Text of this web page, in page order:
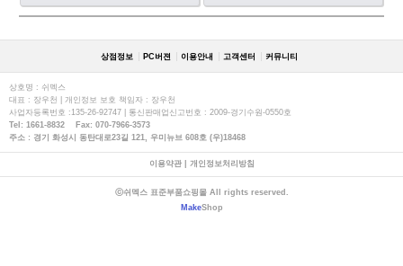
상점정보 PC버젼 이용안내 고객센터 커뮤니티
상호명 : 쉬멕스
대표 : 장우천 | 개인정보 보호 책임자 : 장우천
사업자등록번호 :135-26-92747 | 통신판매업신고번호 : 2009-경기수원-0550호
Tel: 1661-8832 Fax: 070-7966-3573
주소 : 경기 화성시 동탄대로23길 121, 우미뉴브 608호 (우)18468
이용약관| 개인정보처리방침
ⓒ쉬멕스 표준부품쇼핑몰 All rights reserved.
MakeShop